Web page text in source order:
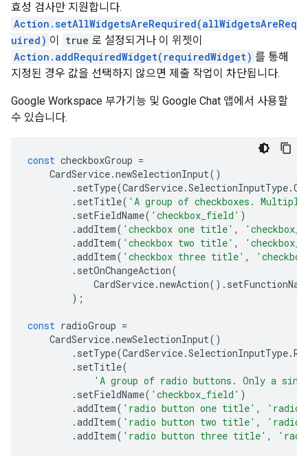
효성 검사만 지원합니다.
Action.setAllWidgetsAreRequired(allWidgetsAreReq
uired) 이 true 로 설정되거나 이 위젯이
Action.addRequiredWidget(requiredWidget) 를 통해
지정된 경우 값을 선택하지 않으면 제출 작업이 차단됩니다.
Google Workspace 부가기능 및 Google Chat 앱에서 사용할
수 있습니다.
const checkboxGroup =
CardService.newSelectionInput()
. setType(CardService.SelectionInputType.
. setTitle( 'A group of checkboxes.
. setFieldName( 'checkbox_field' )
.addItem( 'checkbox one title' ,
.addItem( 'checkbox two title' ,
.addItem( 'checkbox three title' ,
. setOnChangeAction(
CardService.newAction().
);
const radioGroup =
CardService.newSelectionInput()
. setType(CardService.SelectionInputType.
. setTitle(
'A group of radio buttons. Only a
. setFieldName( 'checkbox_field' )
.addItem( 'radio button one title' ,
.addItem( 'radio button two title' ,
.addItem( 'radio button three title' ,